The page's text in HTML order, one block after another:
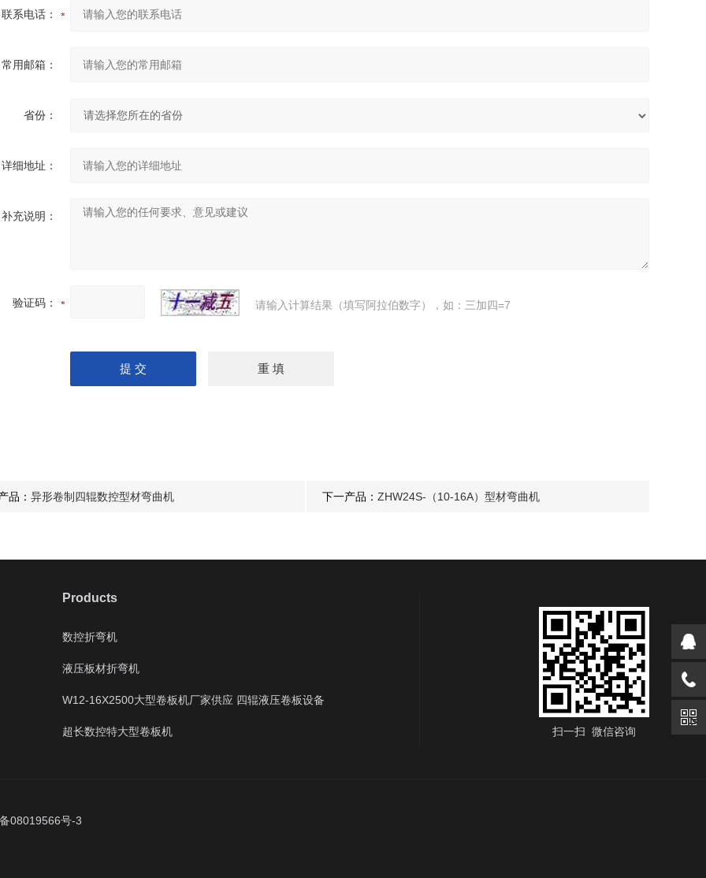
大型卷板机厂家供应 四辊液压卷板设备
联系电话：
常用邮箱：
省份：
详细地址：
补充说明：
验证码： 请输入计算结果（填写阿拉伯数字），如：三加四=7
品： 异形卷制四辊数控型材弯曲机 下一产品： ZHW24S-（10-16A）型材弯曲机
Products
数控折弯机
液压板材折弯机
W12-16X2500大型卷板机厂家供应 四辊液压卷板设备
超长数控特大型卷板机 扫一扫 微信咨询
08019566号-3